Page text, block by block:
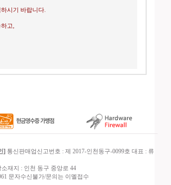
시기 바랍니다.
고,
] 통신판매업신고번호 : 제 2017-인천동구-0099호 대표 : 류
소재지 : 인천 동구 중앙로 44
문자수신불가/문의는 이멜접수